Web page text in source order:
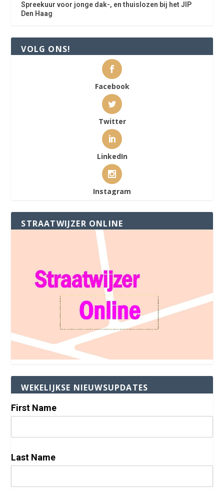
Spreekuur voor jonge dak-, en thuislozen bij het JIP
Den Haag
VOLG ONS!
Facebook
Twitter
LinkedIn
Instagram
STRAATWIJZER ONLINE
WEKELIJKSE NIEUWSUPDATES
First Name
Last Name